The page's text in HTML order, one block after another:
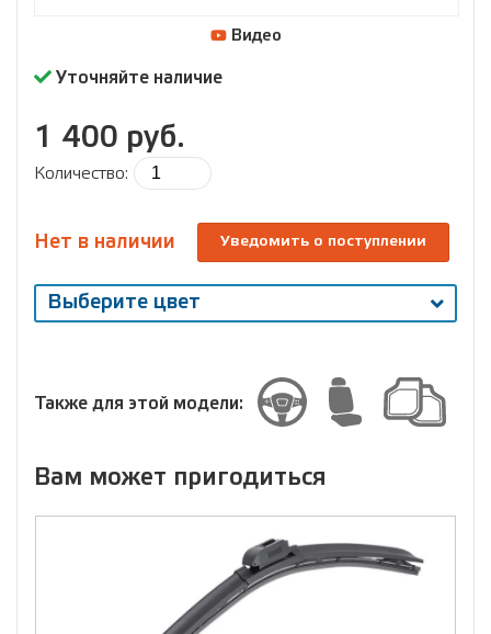
Уточняйте наличие
1 400 руб.
Количество:
Нет в наличии Уведомить о поступлении
Видео
Выберите цвет
Выберите
Также для этой модели:
Вам может пригодиться